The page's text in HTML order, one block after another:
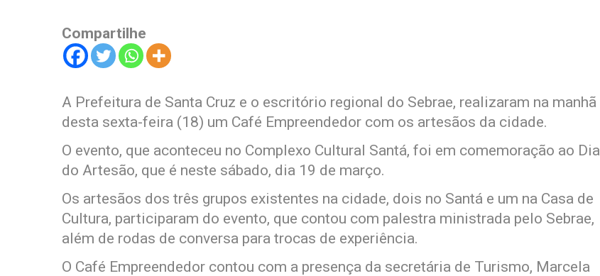
Compartilhe
A Prefeitura de Santa Cruz e o escritório regional do Sebrae, realizaram na manhã
desta sexta-feira (18) um Café Empreendedor com os artesãos da cidade.
O evento, que aconteceu no Complexo Cultural Santá, foi em comemoração ao Dia
do Artesão, que é neste sábado, dia 19 de março.
Os artesãos dos três grupos existentes na cidade, dois no Santá e um na Casa de
Cultura, participaram do evento, que contou com palestra ministrada pelo Sebrae,
além de rodas de conversa para trocas de experiência.
O Café Empreendedor contou com a presença da secretária de Turismo, Marcela